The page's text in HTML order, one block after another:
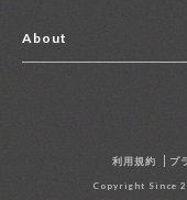
その他求人一覧
About
Copyright Since
利用規約 プ